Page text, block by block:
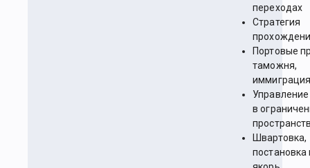
переходах
Стратегия
Портовые
таможня,
в
Швартовка,
постановка